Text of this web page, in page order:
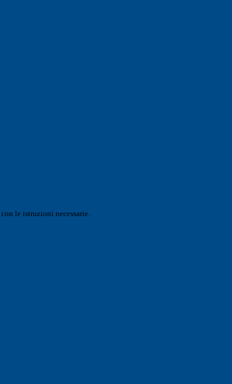
le istruzioni necessarie.